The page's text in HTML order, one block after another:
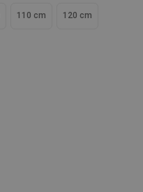
110 cm 120 cm